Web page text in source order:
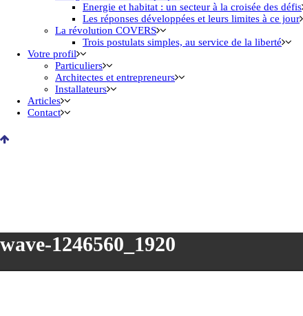
Energie et habitat : un secteur à la croisée des défis
Les réponses développées et leurs limites à ce jour
La révolution COVERS
Trois postulats simples, au service de la liberté
Votre profil
Particuliers
Architectes et entrepreneurs
Installateurs
Articles
Contact
wave-1246560_1920